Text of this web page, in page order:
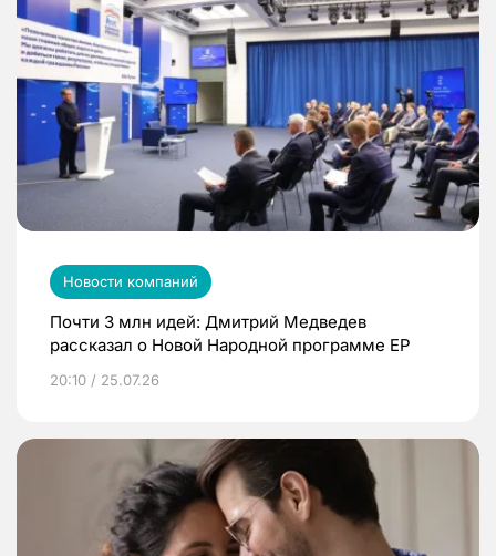
Новости компаний
Почти 3 млн идей: Дмитрий Медведев
рассказал о Новой Народной программе ЕР
20:10 / 25.07.26